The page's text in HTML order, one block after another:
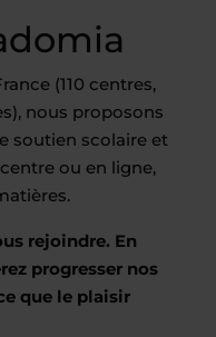
(110 centres,
nous proposons
soutien scolaire et
ou en ligne,
rejoindre. En
progresser nos
que le plaisir